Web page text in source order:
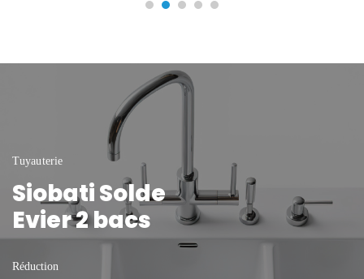
Tuyauterie
Siobati Solde
Evier 2 bacs
Réduction